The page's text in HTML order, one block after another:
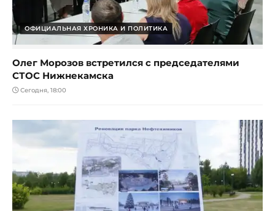
ОФИЦИАЛЬНАЯ ХРОНИКА И ПОЛИТИКА
Олег Морозов встретился с председателями
СТОС Нижнекамска
Сегодня, 18:00